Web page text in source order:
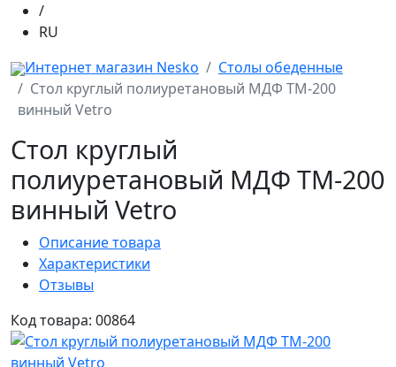
/
RU
Интернет магазин Nesko
Столы обеденные
Стол круглый полиуретановый МДФ TМ-200
винный Vetro
Стол круглый
полиуретановый МДФ TМ-200
винный Vetro
Описание товара
Характеристики
Отзывы
Код товара: 00864